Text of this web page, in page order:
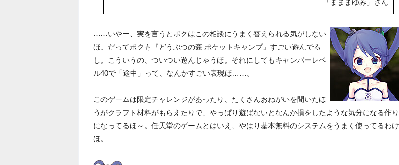
「まままゆみ」さん
……いやー、実を言うとボクはこの相談にうまく答えられる気がしない
ほ。だってボクも『どうぶつの森 ポケットキャンプ』すごい遊んでる
し。こういうの、ついつい遊んじゃうほ。それにしてもキャンパーレベ
ル40で「途中」って、なんかすごい表現ほ……。
このゲームは限定チャレンジがあったり、たくさんおねがいを聞いたほ
うがクラフト材料がもらえたりで、やっぱり遊ばないとなんか損をしたような気分になる作り
になってるほ～。任天堂のゲームとはいえ、やはり基本無料のシステムをうまく使ってるわけ
ほ。